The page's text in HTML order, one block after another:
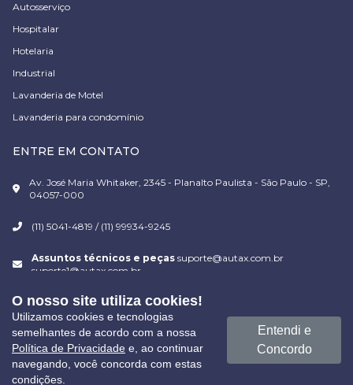
Autosserviço
Hospitalar
Hotelaria
Industrial
Lavanderia de Motel
Lavanderia para condomínio
ENTRE EM CONTATO
Av. José Maria Whitaker, 2345 - Planalto Paulista - São Paulo - SP,
04057-000
(11) 5041-4819 / (11) 99934-9245
Assuntos técnicos e peças suporte@autax.com.br
suporte1@autax.com.br
Vendas de equipamento vendas@autax.com.br
AUTAX EQUIPAMENTOS © 2023 | TODOS OS DIREITOS
O nosso site utiliza cookies!
Utilizamos cookies e tecnologias
semelhantes de acordo com a nossa
Política de Privacidade e, ao continuar
navegando, você concorda com estas
condições.
Entendi e
Concordo